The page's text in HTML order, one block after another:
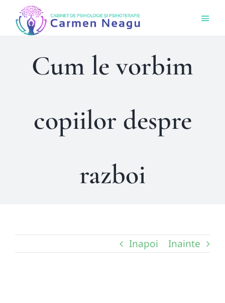
Cum le vorbim
copiilor despre
razboi
Inapoi Inainte